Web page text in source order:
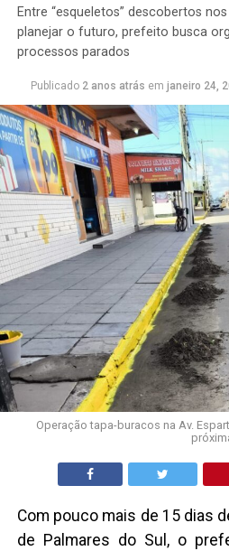
Entre “esqueletos” descobertos
planejar o futuro, prefeito busca
processos parados
Publicado 2 anos atrás em janeiro 24,
Operação tapa-buracos na Av.
Com pouco mais de 15 dias
de Palmares do Sul, o